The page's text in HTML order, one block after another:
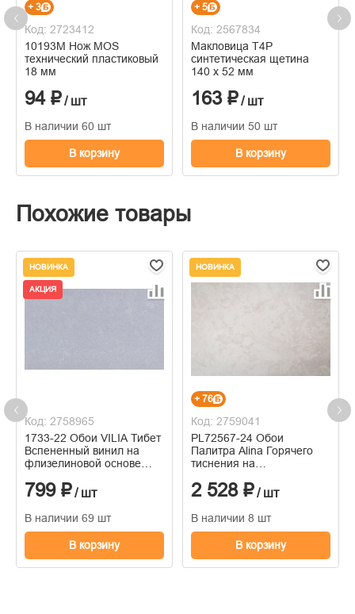
+ 3
Код: 2723412
10193М Нож MOS
технический пластиковый
18 мм
94 ₽/ шт
В наличии 60 шт
В корзину
+ 5
Код: 2567834
Макловица Т4Р
синтетическая щетина
140 х 52 мм
163 ₽/ шт
В наличии 50 шт
В корзину
Похожие товары
НОВИНКА
АКЦИЯ
Код: 2758965
1733-22 Обои VILIA Тибет
Вспененный винил на
флизелиновой основе
799 ₽/ шт
В наличии 69 шт
В корзину
НОВИНКА
+ 76
Код: 2759041
PL72567-24 Обои
Палитра Alina Горячего
тиснения на
1.06м x 10.05
2 528 ₽/ шт
В наличии 8 шт
В корзину